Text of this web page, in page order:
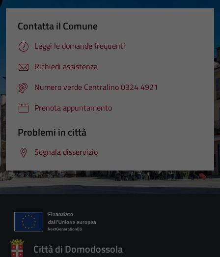
Contatta il Comune
Leggi le domande frequenti
Richiedi assistenza
Numero verde Centralino 0324 4921
Prenota appuntamento
Problemi in città
Segnala disservizio
Città di Domodossola